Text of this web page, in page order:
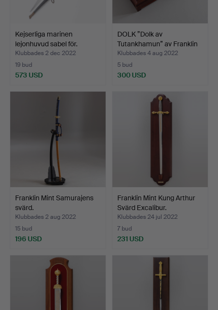
Kejserliga marinen
lejonhuvud sabel för.
Klubbades 2 dec 2022
19 bud
573 USD
DOLK ”Dolk av
Tutankhamun” av Franklin
Min…
Klubbades 4 aug 2022
5 bud
300 USD
Franklin Mint Samurajens
svärd.
Klubbades 2 aug 2022
15 bud
196 USD
Franklin Mint Kung Arthur
Svärd Excalibur.
Klubbades 24 jul 2022
7 bud
231 USD